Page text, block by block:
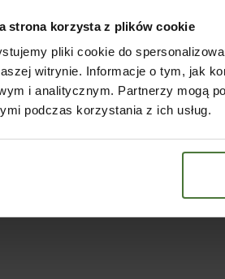
strona korzysta z plików cookie
pliki cookie do
witrynie. Informacje o tym, jak
i analitycznym. Partnerzy mogą
podczas korzystania z ich usług.